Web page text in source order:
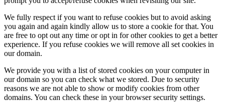
We fully respect if you want to refuse cookies but to avoid asking
you again and again kindly allow us to store a cookie for that. You
are free to opt out any time or opt in for other cookies to get a better
experience. If you refuse cookies we will remove all set cookies in
our domain.
We provide you with a list of stored cookies on your computer in
our domain so you can check what we stored. Due to security
reasons we are not able to show or modify cookies from other
domains. You can check these in your browser security settings.